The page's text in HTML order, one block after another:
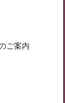
ご案内